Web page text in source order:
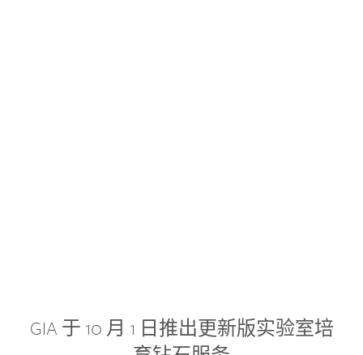
GIA 于 10 月 1 日推出更新版实验室培